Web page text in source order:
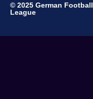
© 2025 German Football
League